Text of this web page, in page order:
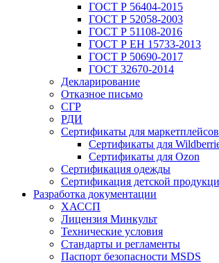
ГОСТ Р 56404-2015
ГОСТ Р 52058-2003
ГОСТ Р 51108-2016
ГОСТ Р ЕН 15733-2013
ГОСТ Р 50690-2017
ГОСТ 32670-2014
Декларирование
Отказное письмо
СГР
РДИ
Сертификаты для маркетплейсов
Сертификаты для
Сертификаты для Ozon
Сертификация одежды
Сертификация детской
Разработка документации
ХАССП
Лицензия Минкульт
Технические условия
Стандарты и регламенты
Паспорт безопасности MSDS